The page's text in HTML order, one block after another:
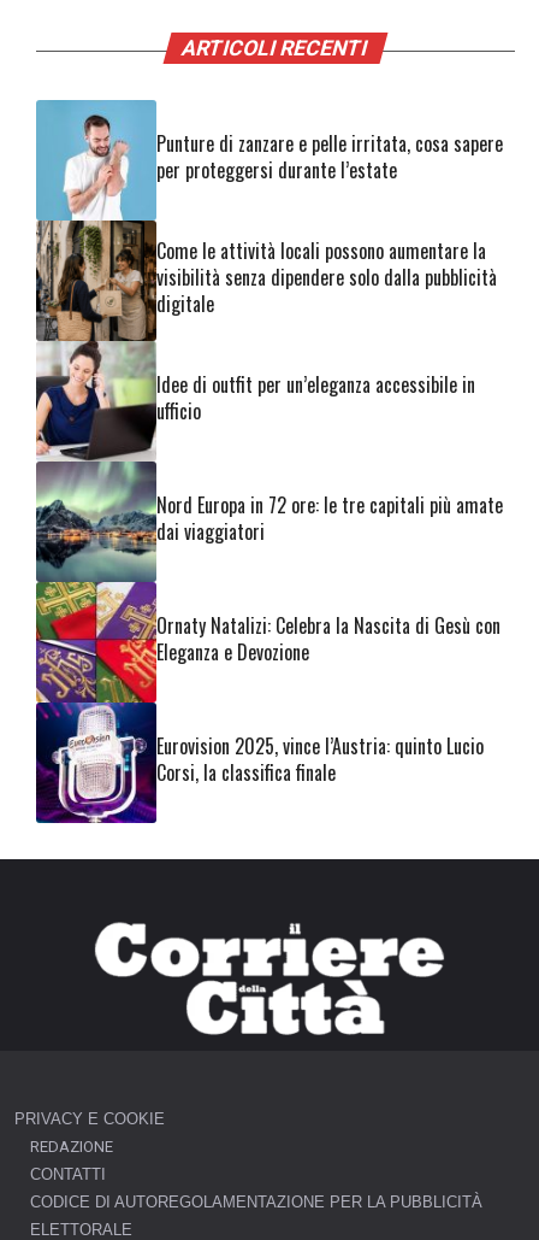
ARTICOLI RECENTI
Punture di zanzare e pelle irritata, cosa sapere
per proteggersi durante l’estate
Come le attività locali possono aumentare la
visibilità senza dipendere solo dalla pubblicità
digitale
Idee di outfit per un’eleganza accessibile in
ufficio
Nord Europa in 72 ore: le tre capitali più amate
dai viaggiatori
Ornaty Natalizi: Celebra la Nascita di Gesù con
Eleganza e Devozione
Eurovision 2025, vince l’Austria: quinto Lucio
Corsi, la classifica finale
PRIVACY E COOKIE
REDAZIONE
CONTATTI
CODICE DI AUTOREGOLAMENTAZIONE PER LA PUBBLICITÀ
ELETTORALE